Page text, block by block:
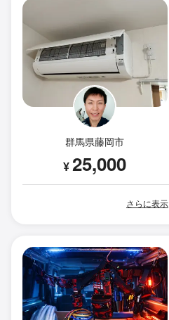
群馬県藤岡市
¥25,000
さらに表示